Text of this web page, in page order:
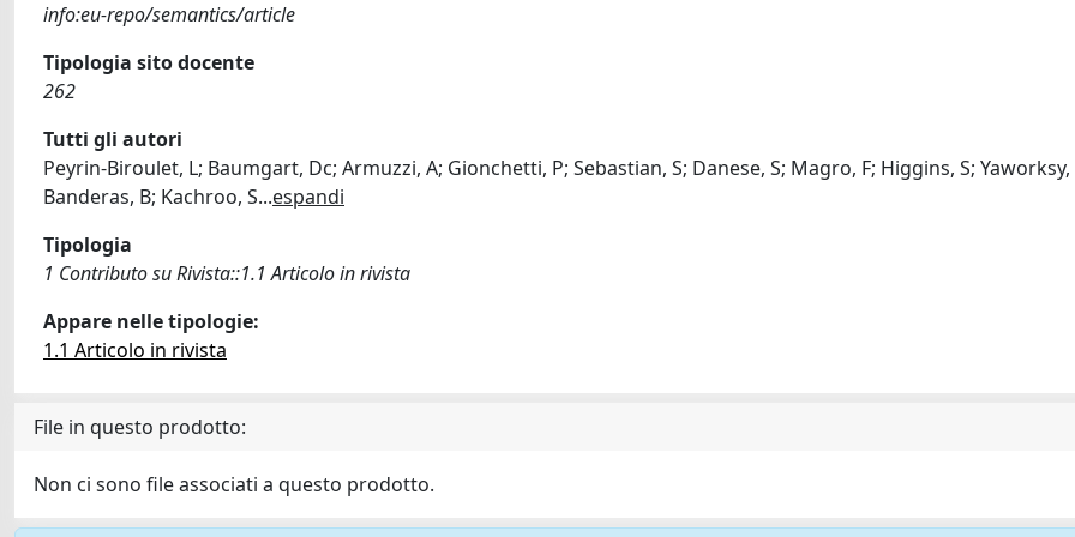
info:eu-repo/semantics/article
Tipologia sito docente
262
Tutti gli autori
Peyrin-Biroulet, L; Baumgart, Dc; Armuzzi, A; Gionchetti, P; Sebastian, S; Danese, S; Magro, F; Higgins, S; Yaworksy,
Banderas, B; Kachroo, S...espandi
Tipologia
1 Contributo su Rivista::1.1 Articolo in rivista
Appare nelle tipologie:
1.1 Articolo in rivista
File in questo prodotto:
Non ci sono file associati a questo prodotto.